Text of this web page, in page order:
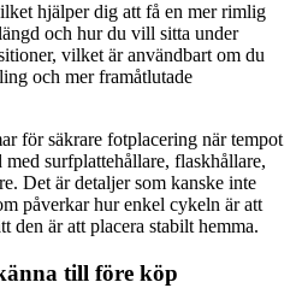
hjälper dig att få en mer rimlig
och hur du vill sitta under
vilket är användbart om du
och mer framåtlutade
för säkrare fotplacering när tempot
surfplattehållare, flaskhållare,
Det är detaljer som kanske inte
påverkar hur enkel cykeln är att
den är att placera stabilt hemma.
till före köp